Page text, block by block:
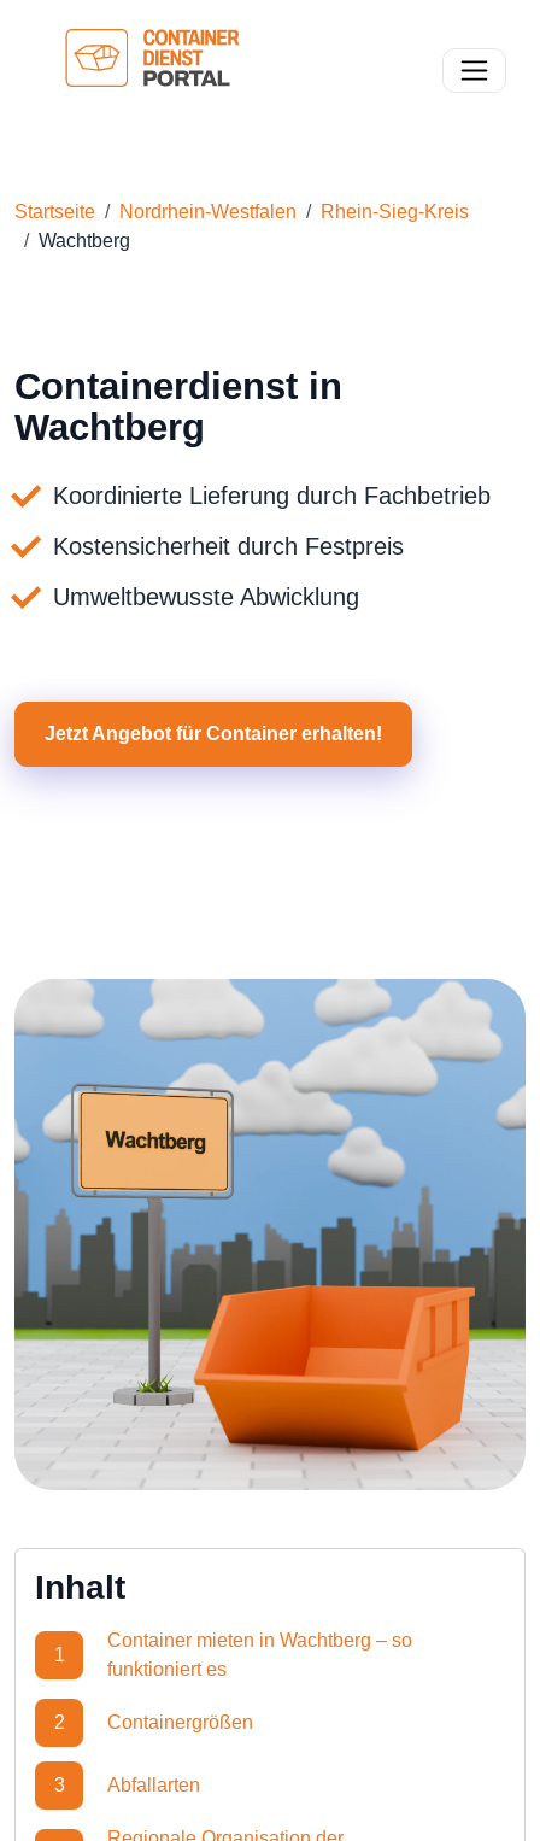
Toggle
Startseite Nordrhein-Westfalen
Rhein-Sieg-Kreis
Wachtberg
Containerdienst in
Wachtberg
Koordinierte Lieferung durch Fachbetrieb
Kostensicherheit durch Festpreis
Umweltbewusste Abwicklung
Jetzt Angebot für Container erhalten!
Inhalt
1
Container mieten in Wachtberg – so
funktioniert es
2 Containergrößen
3 Abfallarten